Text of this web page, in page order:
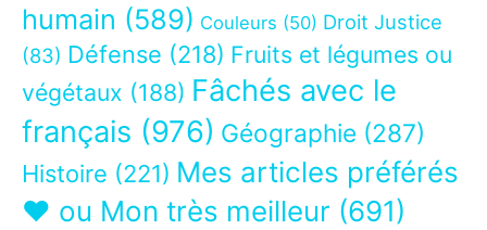
humain (589) Couleurs (50) Droit Justice
(83) Défense (218) Fruits et légumes ou
végétaux (188) Fâchés avec le
français (976) Géographie (287)
Histoire (221) Mes articles préférés
❤ ou Mon très meilleur (691)